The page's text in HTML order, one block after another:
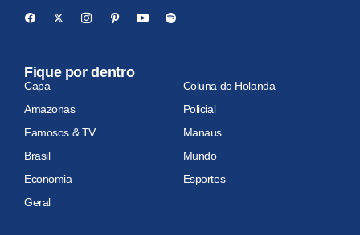
Fique por dentro
Capa
Coluna do Holanda
Amazonas
Policial
Famosos & TV
Manaus
Brasil
Mundo
Economia
Esportes
Geral